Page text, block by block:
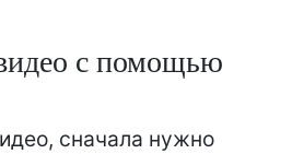
с помощью
сначала нужно